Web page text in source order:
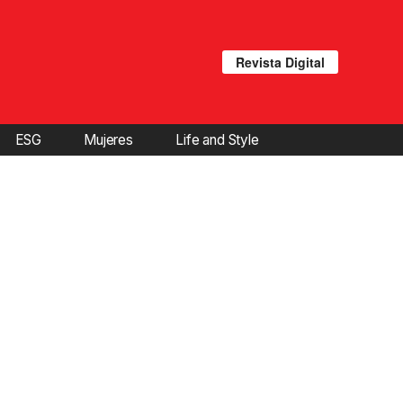
Revista Digital
ESG Mujeres Life and Style